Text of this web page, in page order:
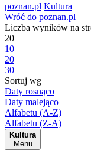
poznan.pl Kultura
Wróć do poznan.pl
Liczba wyników na
20
10
20
30
Sortuj wg
Daty rosnąco
Daty malejąco
Alfabetu (A-Z)
Alfabetu (Z-A)
Kultura
Menu